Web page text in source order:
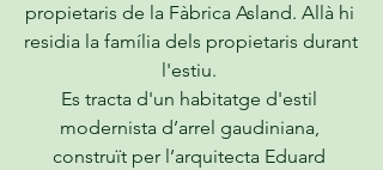
propietaris de la Fàbrica Asland. Allà hi
residia la família dels propietaris durant
l'estiu.
Es tracta d'un habitatge d'estil
modernista d’arrel gaudiniana,
construït per l’arquitecta Eduard